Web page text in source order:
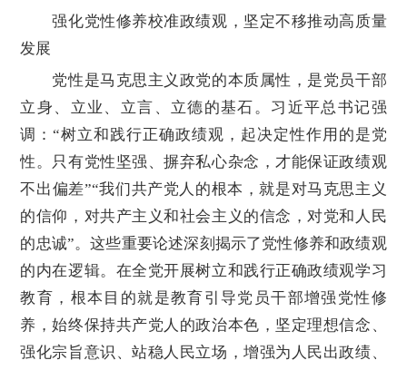
强化党性修养校准政绩观，坚定不移推动高质量
发展
党性是马克思主义政党的本质属性，是党员干部
立身、立业、立言、立德的基石。习近平总书记强
调：“树立和践行正确政绩观，起决定性作用的是党
性。只有党性坚强、摒弃私心杂念，才能保证政绩观
不出偏差”“我们共产党人的根本，就是对马克思主义
的信仰，对共产主义和社会主义的信念，对党和人民
的忠诚”。这些重要论述深刻揭示了党性修养和政绩观
的内在逻辑。在全党开展树立和践行正确政绩观学习
教育，根本目的就是教育引导党员干部增强党性修
养，始终保持共产党人的政治本色，坚定理想信念、
强化宗旨意识、站稳人民立场，增强为人民出政绩、